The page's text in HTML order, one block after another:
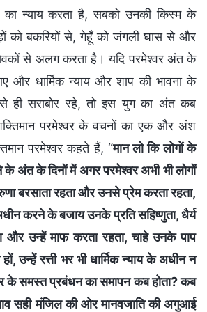
का न्याय करता है, सबको उनकी किस्म के
को बकरियों से, गेहूँ को जंगली घास से और
से अलग करता है। यदि परमेश्वर अंत के
और धार्मिक न्याय और शाप की भावना के
ही सराबोर रहे, तो इस युग का अंत कब
परमेश्वर के वचनों का एक और अंश
परमेश्वर कहते हैं, “मान लो कि लोगों के
के अंत के दिनों में अगर परमेश्वर अभी भी लोगों
बरसाता रहता और उनसे प्रेम करता रहता,
करने के बजाय उनके प्रति सहिष्णुता, धैर्य
और उन्हें माफ करता रहता, चाहे उनके पाप
उन्हें रत्ती भर भी धार्मिक न्याय के अधीन न
के समस्त प्रबंधन का समापन कब होता? कब
सही मंजिल की ओर मानवजाति की अगुआई